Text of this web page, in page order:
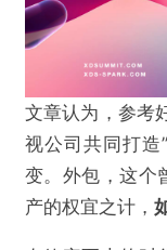
文章认为，参考
视公司共同打造
变。外包，这个
产的权宜之计，